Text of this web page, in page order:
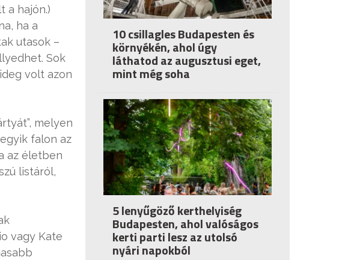
a hajón.)
ha a
utasok –
Sok
volt azon
melyen
falon az
az életben
listáról,
vagy Kate
10 csillagles Budapesten és
környékén, ahol úgy
láthatod az augusztusi eget,
mint még soha
5 lenyűgöző kerthelyiség
Budapesten, ahol valóságos
kerti parti lesz az utolsó
nyári napokból